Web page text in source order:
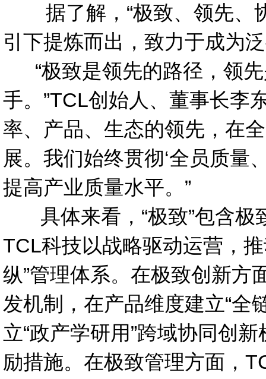
据了解，“极致、领先、协
引下提炼而出，致力于成为
“极致是领先的路径，领
手。”TCL创始人、董事长李
率、产品、生态的领先，在
展。我们始终贯彻‘全员质量
提高产业质量水平。”
具体来看，“极致”包含极
TCL科技以战略驱动运营，
纵”管理体系。在极致创新方
发机制，在产品维度建立“全
立“政产学研用”跨域协同创
励措施。在极致管理方面，